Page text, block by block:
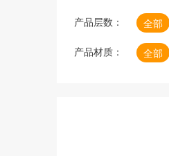
产品层数： 全部
产品材质： 全部